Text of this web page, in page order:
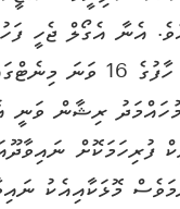
މިނެޓްގައެވެ. ފަހު
ފުރިހަމަކޮށް
މޮޅަކާއިއެކު